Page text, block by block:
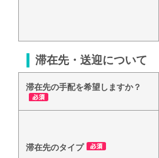
滞在先・送迎について
滞在先の手配を希望しますか？
滞在先のタイプ